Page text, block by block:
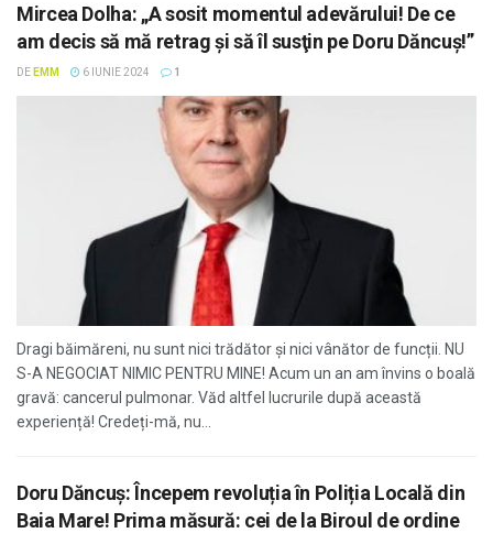
Mircea Dolha: „A sosit momentul adevărului! De ce
am decis să mă retrag şi să îl susţin pe Doru Dăncuş!”
DE EMM 6 IUNIE 2024 1
Dragi băimăreni, nu sunt nici trădător și nici vânător de funcții. NU
S-A NEGOCIAT NIMIC PENTRU MINE! Acum un an am învins o boală
gravă: cancerul pulmonar. Văd altfel lucrurile după această
experiență! Credeți-mă, nu...
Doru Dăncuş: Începem revoluția în Poliția Locală din
Baia Mare! Prima măsură: cei de la Biroul de ordine